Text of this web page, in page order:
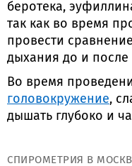
беротека,
так как во время
провести
дыхания до и после
Во время
головокружение,
дышать глубоко и
СПИРОМЕТРИЯ В